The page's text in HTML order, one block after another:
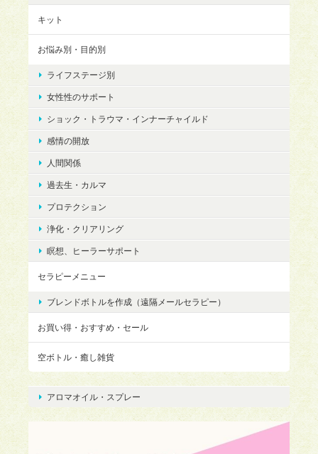
キット
お悩み別・目的別
ライフステージ別
女性性のサポート
ショック・トラウマ・インナーチャイルド
感情の開放
人間関係
過去生・カルマ
プロテクション
浄化・クリアリング
瞑想、ヒーラーサポート
セラピーメニュー
ブレンドボトルを作成（遠隔メールセラピー）
お買い得・おすすめ・セール
空ボトル・癒し雑貨
アロマオイル・スプレー